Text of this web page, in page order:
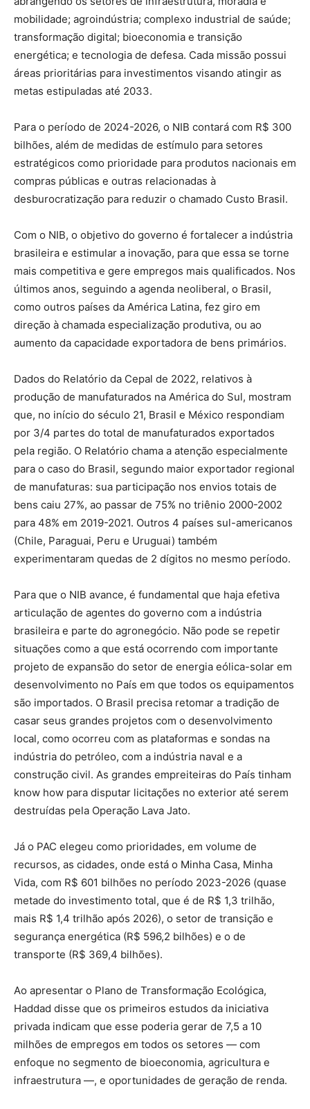
mobilidade; agroindústria; complexo industrial de saúde;
transformação digital; bioeconomia e transição
energética; e tecnologia de defesa. Cada missão possui
áreas prioritárias para investimentos visando atingir as
metas estipuladas até 2033.
Para o período de 2024-2026, o NIB contará com R$ 300
bilhões, além de medidas de estímulo para setores
estratégicos como prioridade para produtos nacionais em
compras públicas e outras relacionadas à
desburocratização para reduzir o chamado Custo Brasil.
Com o NIB, o objetivo do governo é fortalecer a indústria
brasileira e estimular a inovação, para que essa se torne
mais competitiva e gere empregos mais qualificados. Nos
últimos anos, seguindo a agenda neoliberal, o Brasil,
como outros países da América Latina, fez giro em
direção à chamada especialização produtiva, ou ao
aumento da capacidade exportadora de bens primários.
Dados do Relatório da Cepal de 2022, relativos à
produção de manufaturados na América do Sul, mostram
que, no início do século 21, Brasil e México respondiam
por 3/4 partes do total de manufaturados exportados
pela região. O Relatório chama a atenção especialmente
para o caso do Brasil, segundo maior exportador regional
de manufaturas: sua participação nos envios totais de
bens caiu 27%, ao passar de 75% no triênio 2000-2002
para 48% em 2019-2021. Outros 4 países sul-americanos
(Chile, Paraguai, Peru e Uruguai) também
experimentaram quedas de 2 dígitos no mesmo período.
Para que o NIB avance, é fundamental que haja efetiva
articulação de agentes do governo com a indústria
brasileira e parte do agronegócio. Não pode se repetir
situações como a que está ocorrendo com importante
projeto de expansão do setor de energia eólica-solar em
desenvolvimento no País em que todos os equipamentos
são importados. O Brasil precisa retomar a tradição de
casar seus grandes projetos com o desenvolvimento
local, como ocorreu com as plataformas e sondas na
indústria do petróleo, com a indústria naval e a
construção civil. As grandes empreiteiras do País tinham
know how para disputar licitações no exterior até serem
destruídas pela Operação Lava Jato.
Já o PAC elegeu como prioridades, em volume de
recursos, as cidades, onde está o Minha Casa, Minha
Vida, com R$ 601 bilhões no período 2023-2026 (quase
metade do investimento total, que é de R$ 1,3 trilhão,
mais R$ 1,4 trilhão após 2026), o setor de transição e
segurança energética (R$ 596,2 bilhões) e o de
transporte (R$ 369,4 bilhões).
Ao apresentar o Plano de Transformação Ecológica,
Haddad disse que os primeiros estudos da iniciativa
privada indicam que esse poderia gerar de 7,5 a 10
milhões de empregos em todos os setores — com
enfoque no segmento de bioeconomia, agricultura e
infraestrutura —, e oportunidades de geração de renda.